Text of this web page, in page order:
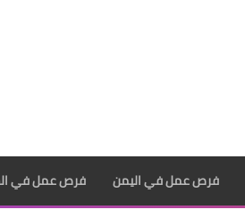
فرص عمل في اليمن فرص عمل في